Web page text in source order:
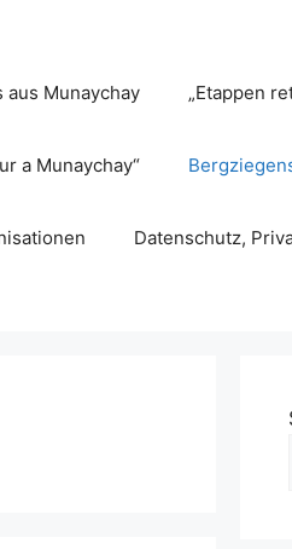
aus Munaychay „Etappen
a Munaychay“
Datenschutz,